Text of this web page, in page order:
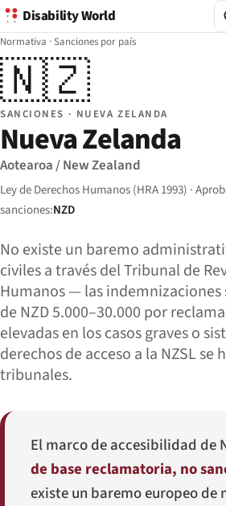
Disability World
Normativa ·Sanciones por país
🇳🇿
SANCIONES · NUEVA ZELANDA
Nueva Zelanda
Aotearoa / New Zealand
Ley de Derechos Humanos (HRA 1993) ·
sanciones:NZD
No existe un baremo
civiles a través del Tribunal de
Humanos — las
de NZD 5.000–30.000 por
elevadas en los casos graves o
derechos de acceso a la NZSL se
tribunales.
El marco de accesibilidad de
de base reclamatoria, no
existe un baremo europeo de